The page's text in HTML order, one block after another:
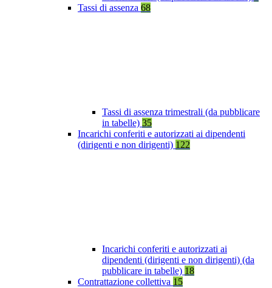
Tassi di assenza 68
Tassi di assenza trimestrali (da pubblicare
in tabelle) 35
Incarichi conferiti e autorizzati ai dipendenti
(dirigenti e non dirigenti) 122
Incarichi conferiti e autorizzati ai
dipendenti (dirigenti e non dirigenti) (da
pubblicare in tabelle) 18
Contrattazione collettiva 15